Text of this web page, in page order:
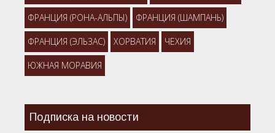
ФРАНЦИЯ (РОНА-АЛЬПЫ) ФРАНЦИЯ (ШАМПАНЬ)
ФРАНЦИЯ (ЭЛЬЗАС) ХОРВАТИЯ ЧЕХИЯ
ЮЖНАЯ МОРАВИЯ
Подписка на новости